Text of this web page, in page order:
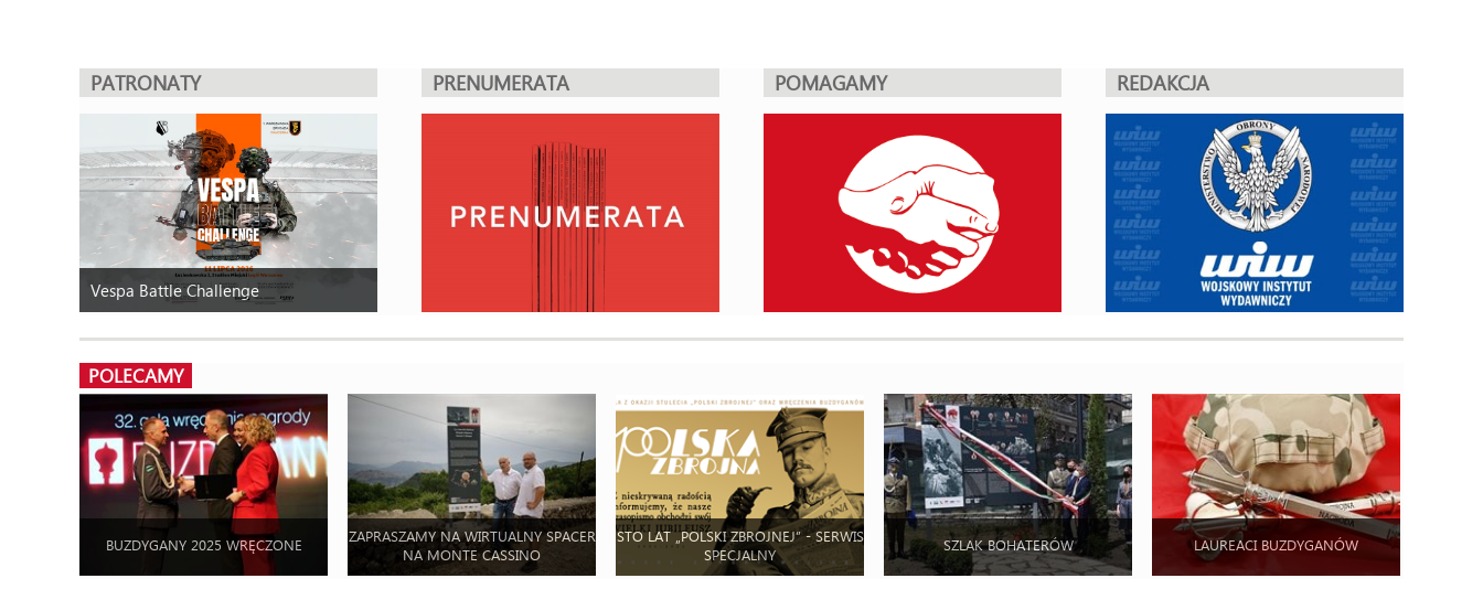
PATRONATY
Vespa Battle Challenge
PRENUMERATA POMAGAMY REDAKCJA
POLECAMY
BUZDYGANY 2025 WRĘCZONE
ZAPRASZAMY NA WIRTUALNY SPACER
NA MONTE CASSINO
STO LAT „POLSKI ZBROJNEJ” - SERWIS
SPECJALNY
SZLAK BOHATERÓW LAUREACI BUZDYGANÓW